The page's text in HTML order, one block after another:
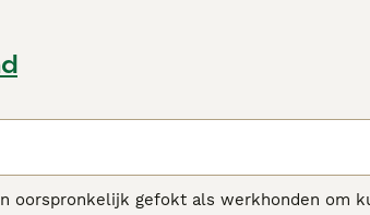
oorspronkelijk gefokt als werkhonden om